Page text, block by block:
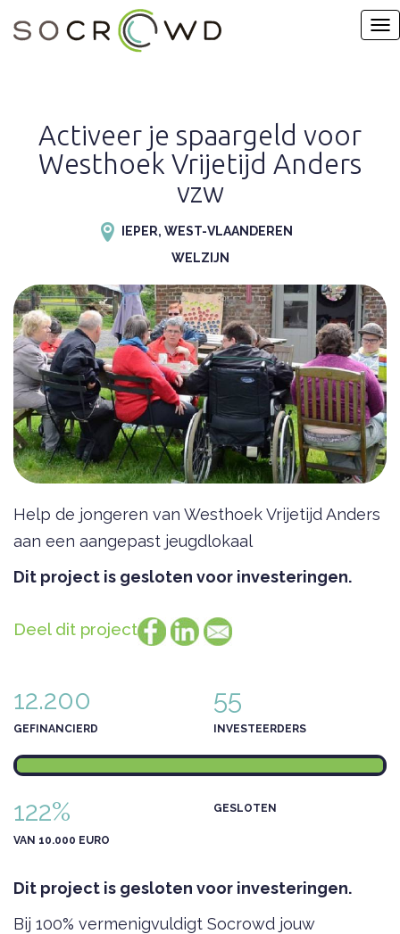
Activeer je spaargeld voor
Westhoek Vrijetijd Anders
vzw
IEPER, WEST-VLAANDEREN
WELZIJN
Help de jongeren van Westhoek Vrijetijd Anders
aan een aangepast jeugdlokaal
Dit project is gesloten voor investeringen.
Deel dit project
12.200
GEFINANCIERD
55
INVESTEERDERS
122%
VAN 10.000 EURO
GESLOTEN
Dit project is gesloten voor investeringen.
Bij 100% vermenigvuldigt Socrowd jouw